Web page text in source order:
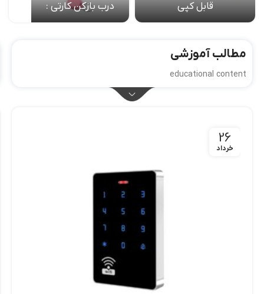
قابل کپی
درب بازکن کارتی :
مطالب آموزشی
educational content
26
خرداد